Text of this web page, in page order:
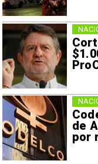
de
por